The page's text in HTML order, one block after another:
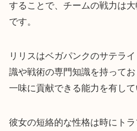
することで、チームの戦力は
です。
リリスはベガパンクのサテラ
識や戦術の専門知識を持って
一味に貢献できる能力を有して
彼女の短絡的な性格は時にト